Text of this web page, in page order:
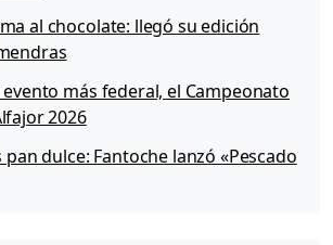
al chocolate: llegó su edición
evento más federal, el Campeonato
2026
pan dulce: Fantoche lanzó «Pescado